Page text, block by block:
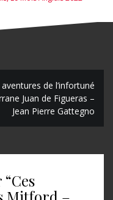
aventures de l’infortuné
Juan de Figueras –
Jean Pierre Gattegno
Ces